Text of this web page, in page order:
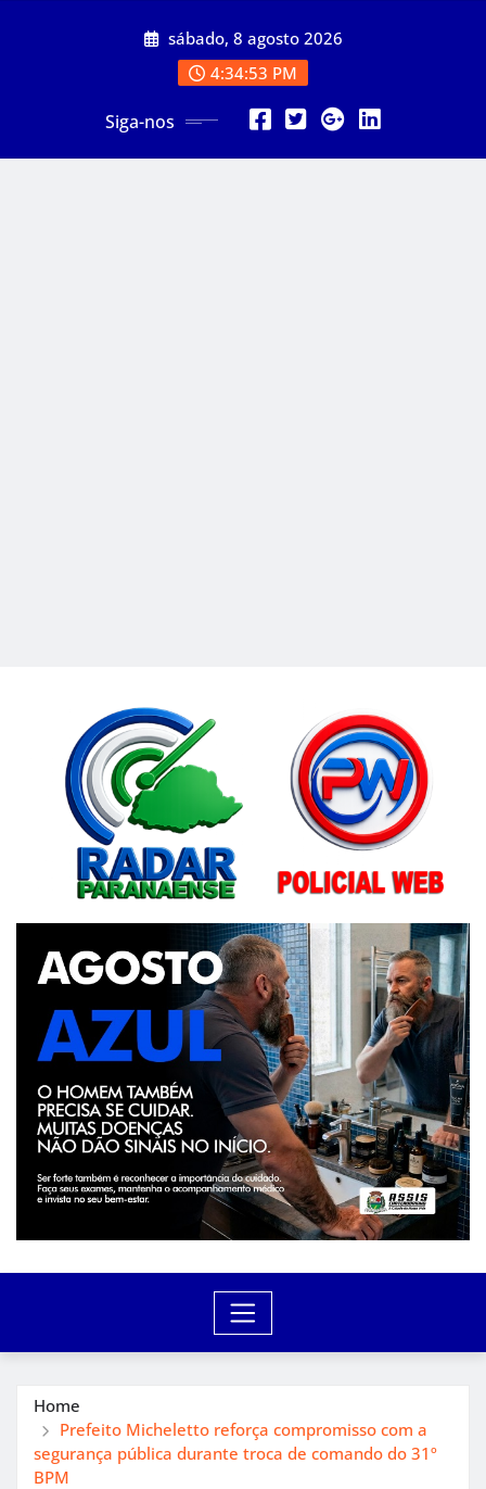
sábado, 8 agosto 2026
4:34:54 PM
Siga-nos
Home
Prefeito Micheletto reforça compromisso com a
segurança pública durante troca de comando do 31º
BPM